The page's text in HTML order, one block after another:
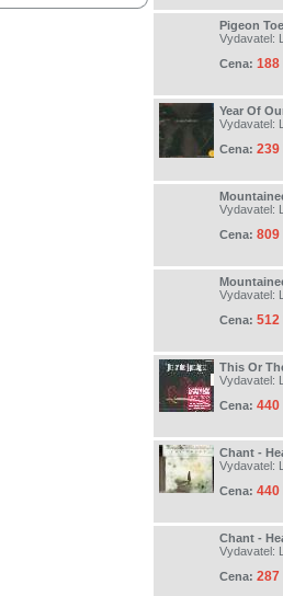
Pigeon
Vydavatel:
Cena: 188
Year Of
Vydavatel:
Cena: 239
Vydavatel:
Cena: 809
Vydavatel:
Cena: 512
This Or
Vydavatel:
Cena: 440
Chant -
Vydavatel:
Cena: 440
Chant -
Vydavatel:
Cena: 287